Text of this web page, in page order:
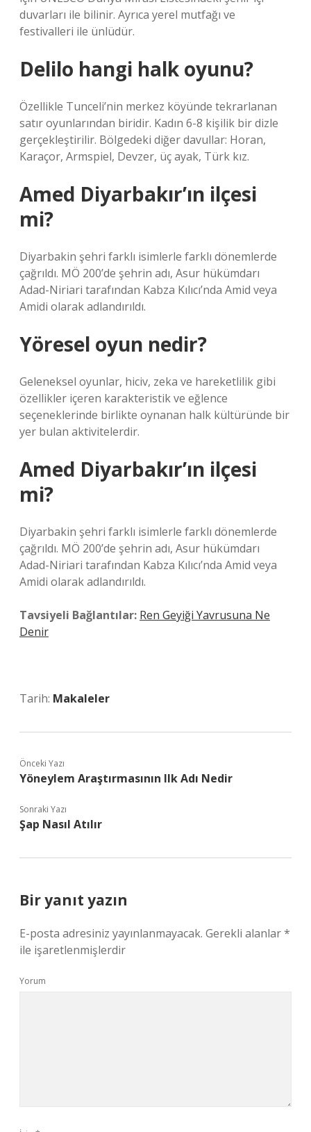
duvarları ile bilinir. Ayrıca yerel mutfağı ve
festivalleri ile ünlüdür.
Delilo hangi halk oyunu?
Özellikle Tunceli’nin merkez köyünde tekrarlanan
satır oyunlarından biridir. Kadın 6-8 kişilik bir dizle
gerçekleştirilir. Bölgedeki diğer davullar: Horan,
Karaçor, Armspiel, Devzer, üç ayak, Türk kız.
Amed Diyarbakır’ın ilçesi
mi?
Diyarbakin şehri farklı isimlerle farklı dönemlerde
çağrıldı. MÖ 200’de şehrin adı, Asur hükümdarı
Adad-Niriari tarafından Kabza Kılıcı’nda Amid veya
Amidi olarak adlandırıldı.
Yöresel oyun nedir?
Geleneksel oyunlar, hiciv, zeka ve hareketlilik gibi
özellikler içeren karakteristik ve eğlence
seçeneklerinde birlikte oynanan halk kültüründe bir
yer bulan aktivitelerdir.
Amed Diyarbakır’ın ilçesi
mi?
Diyarbakin şehri farklı isimlerle farklı dönemlerde
çağrıldı. MÖ 200’de şehrin adı, Asur hükümdarı
Adad-Niriari tarafından Kabza Kılıcı’nda Amid veya
Amidi olarak adlandırıldı.
Tavsiyeli Bağlantılar: Ren Geyiği Yavrusuna Ne
Denir
Tarih: Makaleler
Önceki Yazı
Yöneylem Araştırmasının Ilk Adı Nedir
Sonraki Yazı
Şap Nasıl Atılır
Bir yanıt yazın
E-posta adresiniz yayınlanmayacak. Gerekli alanlar*
ile işaretlenmişlerdir
Yorum